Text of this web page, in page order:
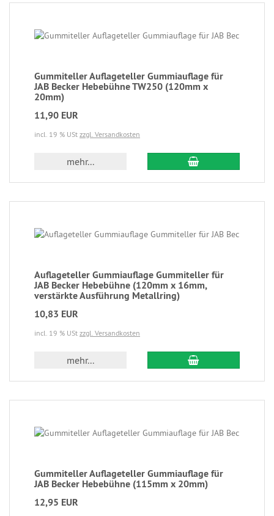
Gummiteller Auflageteller Gummiauflage für
JAB Becker Hebebühne TW250 (120mm x
20mm)
11,90 EUR
incl. 19 % USt zzgl. Versandkosten
mehr...
Auflageteller Gummiauflage Gummiteller für
JAB Becker Hebebühne (120mm x 16mm,
verstärkte Ausführung Metallring)
10,83 EUR
incl. 19 % USt zzgl. Versandkosten
mehr...
Gummiteller Auflageteller Gummiauflage für
JAB Becker Hebebühne (115mm x 20mm)
12,95 EUR